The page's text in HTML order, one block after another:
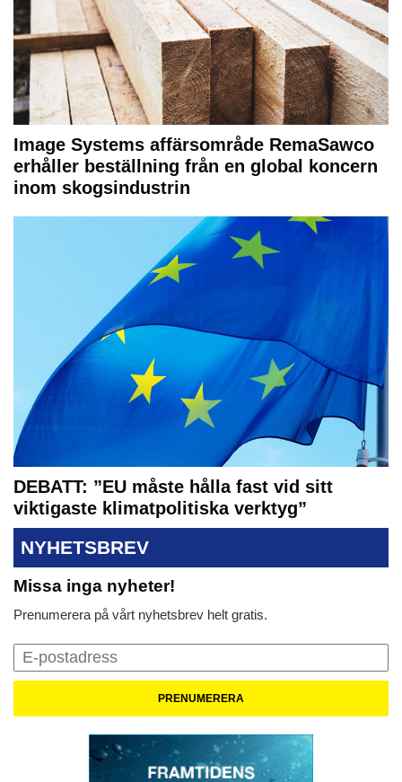
Image Systems affärsområde RemaSawco
erhåller beställning från en global koncern
inom skogsindustrin
DEBATT: ”EU måste hålla fast vid sitt
viktigaste klimatpolitiska verktyg”
NYHETSBREV
Missa inga nyheter!
Prenumerera på vårt nyhetsbrev helt gratis.